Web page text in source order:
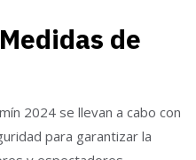
de
2024 se llevan a cabo con
para garantizar la